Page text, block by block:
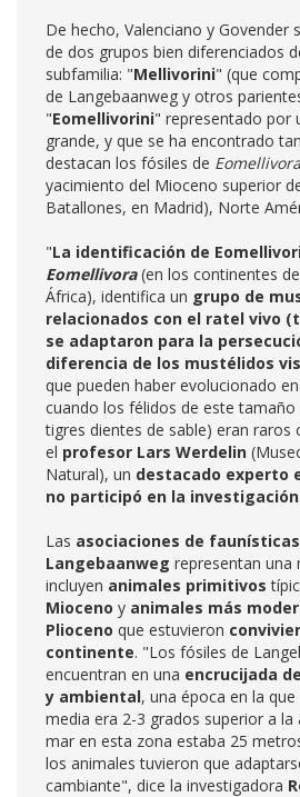
De hecho, Valenciano y Govender
de dos grupos bien diferenciados
subfamilia: "Mellivorini" (que
de Langebaanweg y otros
"Eomellivorini" representado por
grande, y que se ha encontrado
destacan los fósiles de Eomellivora
yacimiento del Mioceno superior
Batallones, en Madrid), Norte
"La identificación de
Eomellivora(en los continentes
África), identifica un grupo de
relacionados con el ratel vivo
se adaptaron para la
diferencia de los mustélidos
que pueden haber evolucionado
cuando los félidos de este tamaño
tigres dientes de sable) eran raros
el profesor Lars Werdelin
Natural), un destacado experto
no participó en la investigación
Las asociaciones de faunísticas
Langebaanweg representan una
incluyen animales primitivos
Mioceno y animales más
Plioceno que estuvieron
continente. "Los fósiles de
encuentran en una encrucijada
y ambiental, una época en la
media era 2-3 grados superior a la
mar en esta zona estaba 25
los animales tuvieron que
cambiante", dice la investigadora